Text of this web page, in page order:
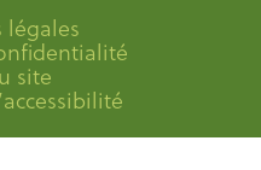
légales
site